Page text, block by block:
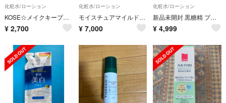
化粧水/ローション
KOSE☆メイクキープミストセット
¥ 2,700
化粧水/ローション
モイスチュアマイルドホワイトエッセンスローション400ml 7本セット
¥ 7,000
化粧水/ローション
新品未開封 黒糖精 プレミアム インテンスケア3点セット 化粧水 乳液 クリーム
¥ 4,999